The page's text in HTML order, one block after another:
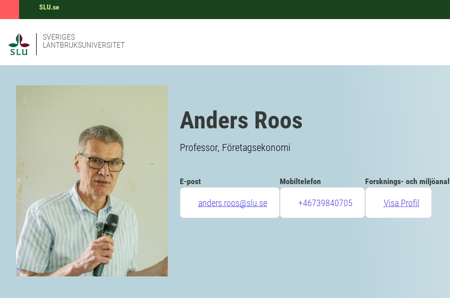
SLU.se
SVERIGES
LANTBRUKSUNIVERSITET
Anders Roos
Professor, Företagsekonomi
E-post
anders.roos@slu.se
Mobiltelefon
+46739840705
Forsknings- och
Visa Profil